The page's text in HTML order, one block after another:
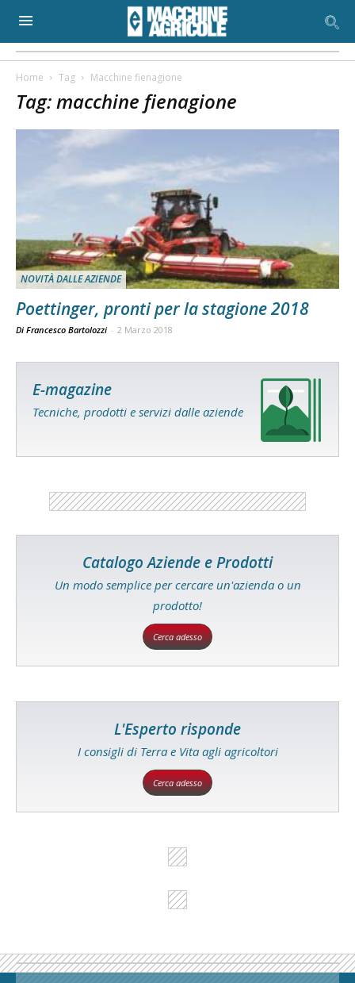
Home Tag Macchine fienagione
Tag: macchine fienagione
NOVITÀ DALLE AZIENDE
Poettinger, pronti per la stagione 2018
Di Francesco Bartolozzi - 2 Marzo 2018
E-magazine
Tecniche, prodotti e servizi dalle aziende
Catalogo Aziende e Prodotti
Un modo semplice per cercare un'azienda o un
prodotto!
Cerca adesso
L'Esperto risponde
I consigli di Terra e Vita agli agricoltori
Cerca adesso